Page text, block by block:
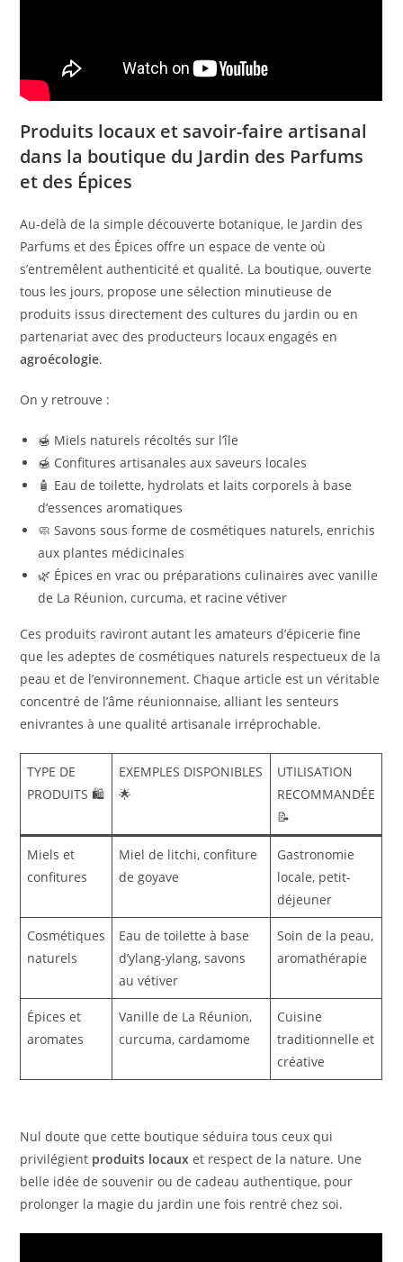
Produits locaux et savoir-faire artisanal
dans la boutique du Jardin des Parfums
et des Épices
Au-delà de la simple découverte botanique, le Jardin des
Parfums et des Épices offre un espace de vente où
s’entremêlent authenticité et qualité. La boutique, ouverte
tous les jours, propose une sélection minutieuse de
produits issus directement des cultures du jardin ou en
partenariat avec des producteurs locaux engagés en
agroécologie.
On y retrouve :
🍯 Miels naturels récoltés sur l’île
🍯 Confitures artisanales aux saveurs locales
🧴 Eau de toilette, hydrolats et laits corporels à base
d’essences aromatiques
🧼 Savons sous forme de cosmétiques naturels, enrichis
aux plantes médicinales
🌿 Épices en vrac ou préparations culinaires avec vanille
de La Réunion, curcuma, et racine vétiver
Ces produits raviront autant les amateurs d’épicerie fine
que les adeptes de cosmétiques naturels respectueux de la
peau et de l’environnement. Chaque article est un véritable
concentré de l’âme réunionnaise, alliant les senteurs
enivrantes à une qualité artisanale irréprochable.
TYPE DE
PRODUITS 🛍️
EXEMPLES DISPONIBLES
🌟
UTILISATION
RECOMMANDÉE
📝
Miels et
confitures
Miel de litchi, confiture
de goyave
Gastronomie
locale, petit-
déjeuner
Cosmétiques
naturels
Eau de toilette à base
d’ylang-ylang, savons
au vétiver
Soin de la peau,
aromathérapie
Épices et
aromates
Vanille de La Réunion,
curcuma, cardamome
Cuisine
traditionnelle et
créative
Nul doute que cette boutique séduira tous ceux qui
privilégient produits locaux et respect de la nature. Une
belle idée de souvenir ou de cadeau authentique, pour
prolonger la magie du jardin une fois rentré chez soi.